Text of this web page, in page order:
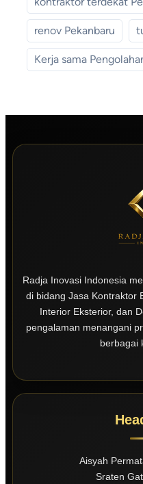
renov Pekanbaru
Kerja sama
Radja Inovasi Indonesia
di bidang Jasa Kontraktor
Interior Eksterior, dan
pengalaman menangani
berbagai
Aisyah
Sraten